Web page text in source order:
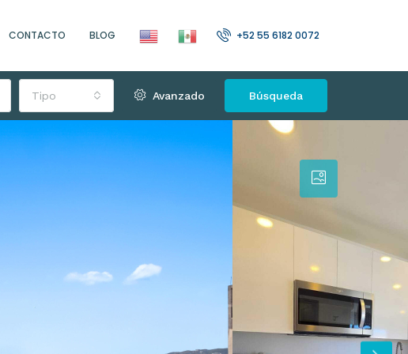
CONTACTO BLOG +52 55 6182 0072
Tipo Avanzado Búsqueda